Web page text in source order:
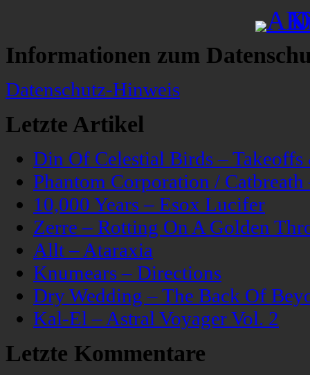
Informationen zum
Datenschutz-Hinweis
Letzte Artikel
Din Of Celestial Birds –
Phantom Corporation /
10,000 Years – Esox Lucifer
Zerre – Rotting On A Golden
Allt – Ataraxia
Knumears – Directions
Dry Wedding – The Back Of
Kal-El – Astral Voyager Vol. 2
Letzte Kommentare